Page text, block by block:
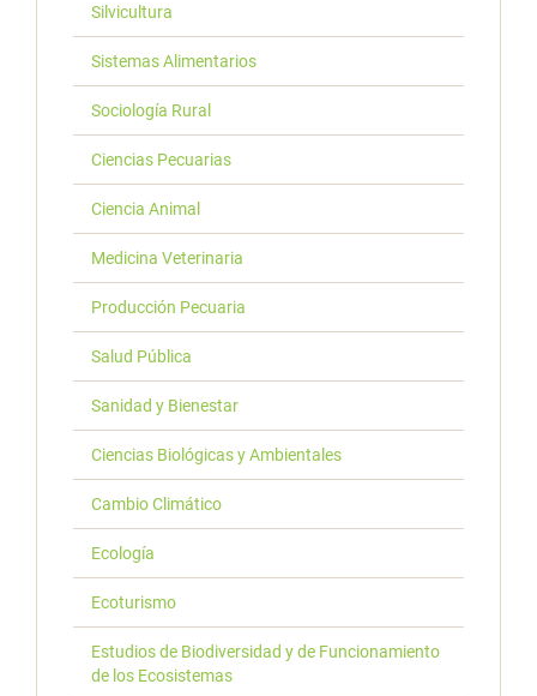
Silvicultura
Sistemas Alimentarios
Sociología Rural
Ciencias Pecuarias
Ciencia Animal
Medicina Veterinaria
Producción Pecuaria
Salud Pública
Sanidad y Bienestar
Ciencias Biológicas y Ambientales
Cambio Climático
Ecología
Ecoturismo
Estudios de Biodiversidad y de Funcionamiento
de los Ecosistemas